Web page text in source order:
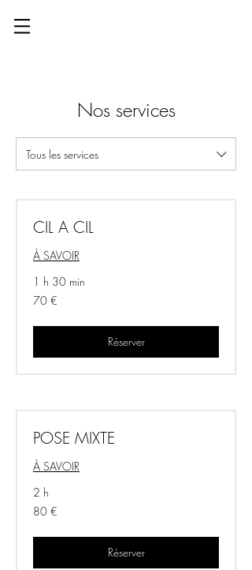
Nos services
Tous les services
CIL A CIL
À SAVOIR
1 h 30 min
70
euros
70 €
Réserver
POSE MIXTE
À SAVOIR
2 h
80
euros
80 €
Réserver